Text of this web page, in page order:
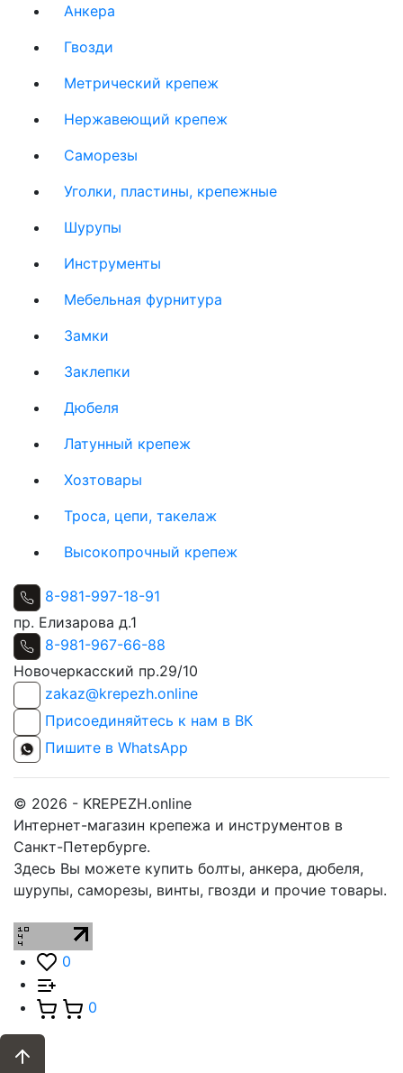
Анкера
Гвозди
Метрический крепеж
Нержавеющий крепеж
Саморезы
Уголки, пластины, крепежные
Шурупы
Инструменты
Мебельная фурнитура
Замки
Заклепки
Дюбеля
Латунный крепеж
Хозтовары
Троса, цепи, такелаж
Высокопрочный крепеж
8-981-997-18-91
пр. Елизарова д.1
8-981-967-66-88
Новочеркасский пр.29/10
zakaz@krepezh.online
Присоединяйтесь к нам в ВК
Пишите в WhatsApp
© 2026 - KREPEZH.online
Интернет-магазин крепежа и инструментов в
Санкт-Петербурге.
Здесь Вы можете купить болты, анкера, дюбеля,
шурупы, саморезы, винты, гвозди и прочие товары.
0
0